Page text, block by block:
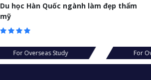
Du học Hàn Quốc ngành làm đẹp thẩm
mỹ
For Overseas Study For